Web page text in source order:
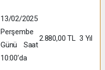
13/02/2025
Perşembe
Günü Saat
10:00’da
2.880,00 TL 3 Yıl